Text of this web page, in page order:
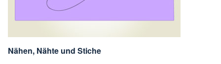
Nähen, Nähte und Stiche